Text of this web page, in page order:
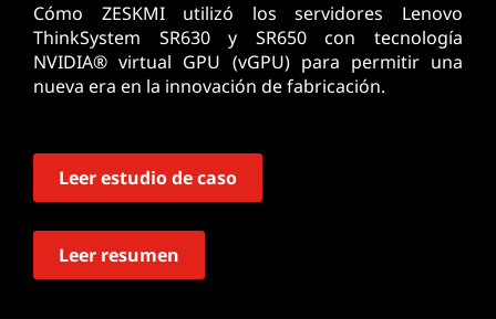
Cómo ZESKMI utilizó los servidores Lenovo
ThinkSystem SR630 y SR650 con tecnología
NVIDIA® virtual GPU (vGPU) para permitir una
nueva era en la innovación de fabricación.
Leer estudio de caso
Leer resumen